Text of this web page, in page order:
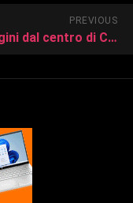
PREVIOUS
Caldo intenso in Sicilia, le immagini dal centro di Catania